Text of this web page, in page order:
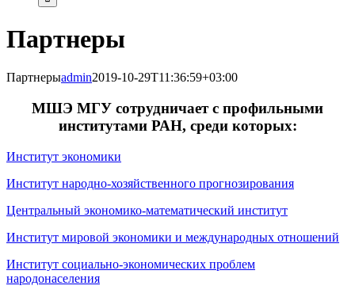
Партнеры
Партнерыadmin2019-10-29T11:36:59+03:00
МШЭ МГУ сотрудничает с профильными
институтами РАН, среди которых:
Институт экономики
Институт народно-хозяйственного прогнозирования
Центральный экономико-математический институт
Институт мировой экономики и международных отношений
Институт социально-экономических проблем
народонаселения